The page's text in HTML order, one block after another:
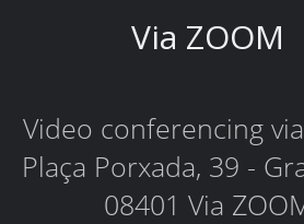
Via ZOOM
Video conferencing
Plaça Porxada, 39 -
08401 Via